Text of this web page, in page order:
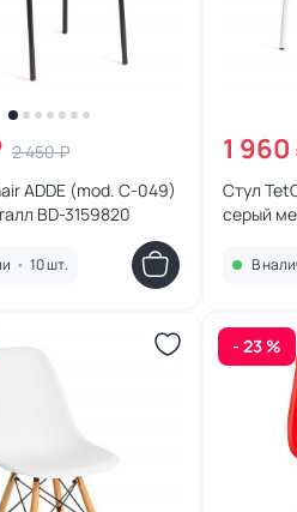
2 450 ₽
ADDE (mod. C-049)
BD-3159820
• 10 шт.
1 960
Стул
серый
В
- 23 %